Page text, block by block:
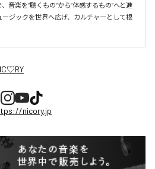
音楽を“聴くもの”から“体感するもの”へと進
ジックを世界へ広げ、カルチャーとして根
nicory.jp